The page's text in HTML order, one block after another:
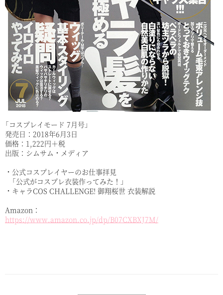
「コスプレイモード 7月号」
発売日：2018年6月3日
価格：1,222円＋税
出版：シムサム・メディア
・公式コスプレイヤーのお仕事拝見
「公式がコスプレ衣装作ってみた！」
・キャラCOS CHALLENGE! 御翔桜世 衣装解説
Amazon：
https://www.amazon.co.jp/dp/B07CXBXJ7M/